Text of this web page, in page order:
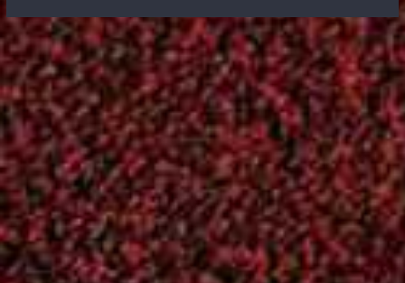
Ενημέρωση
(262)
ΚΥΡΙΑΚΙΔΕΙΑ(61)
Επικοινωνία
ΟΔΟΣ: Καλλιγά 77
Φιλοθέη, Αθήνα
Τ.Κ.: 15237
Τηλ/fax : 210-68 41
218
email:
aof1956@gmail.com
Χάρτης
Βρείτε μας
Χάρτη!
Powered byGoogle